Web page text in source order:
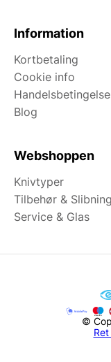
Information
Kortbetaling
Cookie info
Blog
Webshoppen
Knivtyper
Tilbehør & Slibning
Service & Glas
©